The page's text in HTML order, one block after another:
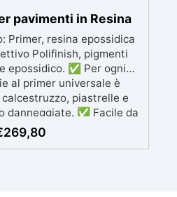
pavimenti in Resina
Primer, resina epossidica
Polifinish, pigmenti
epossidico. ✅ Per ogni
al primer universale è
piastrelle e
danneggiate. ✅ Facile da
completa inclusa, 3
dalla preparazione della
269,80